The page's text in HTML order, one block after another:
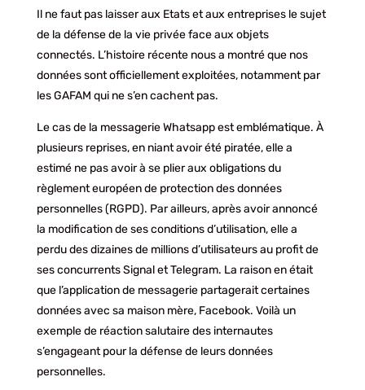
Il ne faut pas laisser aux Etats et aux entreprises le sujet
de la défense de la vie privée face aux objets
connectés. L’histoire récente nous a montré que nos
données sont officiellement exploitées, notamment par
les GAFAM qui ne s’en cachent pas.
Le cas de la messagerie Whatsapp est emblématique. À
plusieurs reprises, en niant avoir été piratée, elle a
estimé ne pas avoir à se plier aux obligations du
règlement européen de protection des données
personnelles (RGPD). Par ailleurs, après avoir annoncé
la modification de ses conditions d’utilisation, elle a
perdu des dizaines de millions d’utilisateurs au profit de
ses concurrents Signal et Telegram. La raison en était
que l’application de messagerie partagerait certaines
données avec sa maison mère, Facebook. Voilà un
exemple de réaction salutaire des internautes
s’engageant pour la défense de leurs données
personnelles.